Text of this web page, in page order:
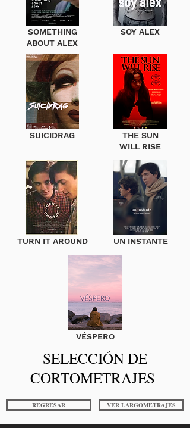
SOMETHING
ABOUT ALEX
SUICIDRAG
SOY ALEX
THE SUN
WILL RISE
TURN IT AROUND UN INSTANTE
VÉSPERO
SELECCIÓN DE
CORTOMETRAJES
REGRESAR VER LARGOMETRAJES